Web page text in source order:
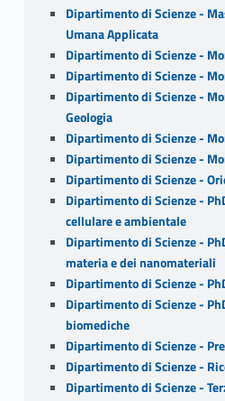
Dipartimento di Scienze -
Umana Applicata
Dipartimento di Scienze -
Dipartimento di Scienze -
Dipartimento di Scienze -
Geologia
Dipartimento di Scienze -
Dipartimento di Scienze -
Dipartimento di Scienze -
Dipartimento di Scienze -
cellulare e ambientale
Dipartimento di Scienze -
materia e dei nanomateriali
Dipartimento di Scienze -
Dipartimento di Scienze -
biomediche
Dipartimento di Scienze -
Dipartimento di Scienze -
Dipartimento di Scienze -